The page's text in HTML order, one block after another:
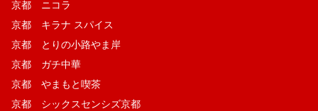
京都 ニコラ
京都 キラナ スパイス
京都 とりの小路やま岸
京都 ガチ中華
京都 やまもと喫茶
京都 シックスセンシズ京都